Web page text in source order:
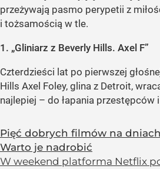
przeżywają pasmo perypetii z
i tożsamością w tle.
1. „Gliniarz z Beverly Hills. Axel F”
Czterdzieści lat po pierwszej
Hills Axel Foley, glina z Detroit,
najlepiej – do łapania przestępców
Pięć dobrych filmów na
Warto je nadrobić
W weekend platforma Netflix